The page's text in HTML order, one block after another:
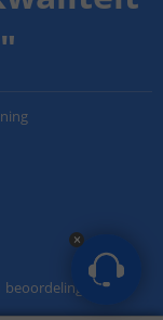
"
beoordelingen